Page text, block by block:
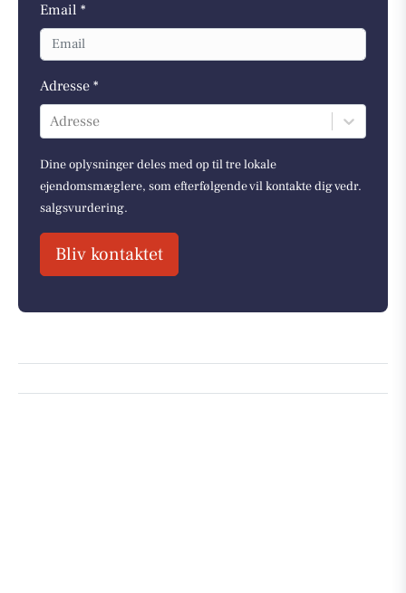
Email *
Adresse *
Adresse
Dine oplysninger deles med op til tre lokale
ejendomsmæglere, som efterfølgende vil kontakte dig vedr.
salgsvurdering.
Bliv kontaktet